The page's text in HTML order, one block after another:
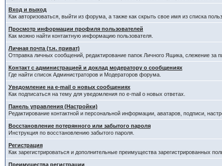
Вход и выход
Как авторизоваться, выйти из форума, а также как скрыть свое имя из списка
Просмотр информации профиля пользователей
Как можно найти контактную информацию пользователя.
Личная почта (т.н. приват)
Отправка личных сообщений, редактирование папок Личного Ящика, слежение за
Контакт с администрацией и доклад модератору о сообщениях
Где найти список Администраторов и Модераторов форума.
Уведомление на e-mail о новых сообщениях
Как подписаться на тему для уведомления по e-mail о новых ответах.
Панель управления (Настройки)
Редактирование контактной и персональной информации, аватаров, подписи,
Восстановление потерянного или забытого пароля
Инструкция по восстановлению забытого пароля.
Регистрация
Как зарегистрироваться и дополнительные преимущества зарегистрированных
Преимущества регистрации